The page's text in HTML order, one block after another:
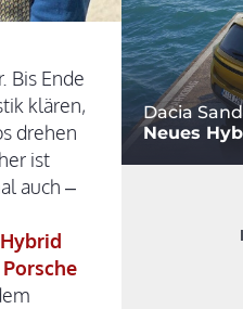
Bis Ende
klären,
drehen
ist
auch –
Porsche
Dacia
Neues